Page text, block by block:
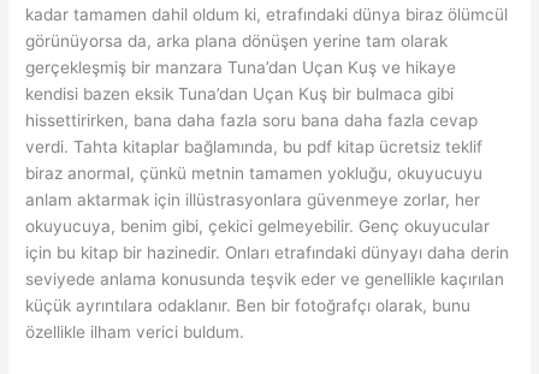
kadar tamamen dahil oldum ki, etrafındaki dünya biraz ölümcül
görünüyorsa da, arka plana dönüşen yerine tam olarak
gerçekleşmiş bir manzara Tuna’dan Uçan Kuş ve hikaye
kendisi bazen eksik Tuna’dan Uçan Kuş bir bulmaca gibi
hissettirirken, bana daha fazla soru bana daha fazla cevap
verdi. Tahta kitaplar bağlamında, bu pdf kitap ücretsiz teklif
biraz anormal, çünkü metnin tamamen yokluğu, okuyucuyu
anlam aktarmak için illüstrasyonlara güvenmeye zorlar, her
okuyucuya, benim gibi, çekici gelmeyebilir. Genç okuyucular
için bu kitap bir hazinedir. Onları etrafındaki dünyayı daha derin
seviyede anlama konusunda teşvik eder ve genellikle kaçırılan
küçük ayrıntılara odaklanır. Ben bir fotoğrafçı olarak, bunu
özellikle ilham verici buldum.